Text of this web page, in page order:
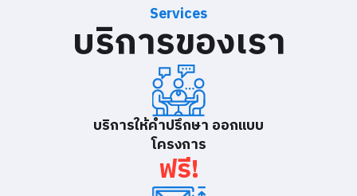
Services
บริการของเรา
บริการให้คำปรึกษา ออกแบบ
โครงการ
ฟรี!